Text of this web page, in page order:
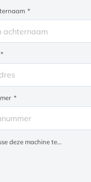
*
*
*
deze machine te...